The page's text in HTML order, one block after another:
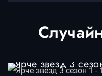
Ярче звёзд 3